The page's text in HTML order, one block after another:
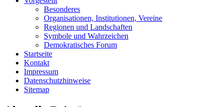
Besonderes
Organisationen, Institutionen, Vereine
Regionen und Landschaften
Symbole und Wahrzeichen
Demokratisches Forum
Startseite
Kontakt
Impressum
Datenschutzhinweise
Sitemap